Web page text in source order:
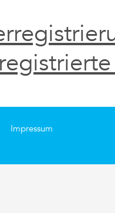
Impressum